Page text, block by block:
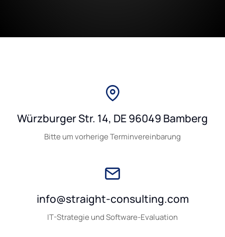
Würzburger Str. 14, DE 96049 Bamberg
Bitte um vorherige Terminvereinbarung
info@straight-consulting.com
IT-Strategie und Software-Evaluation